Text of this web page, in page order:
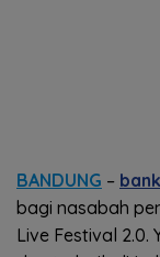
BANDUNG –
bagi nasabah
Live Festival